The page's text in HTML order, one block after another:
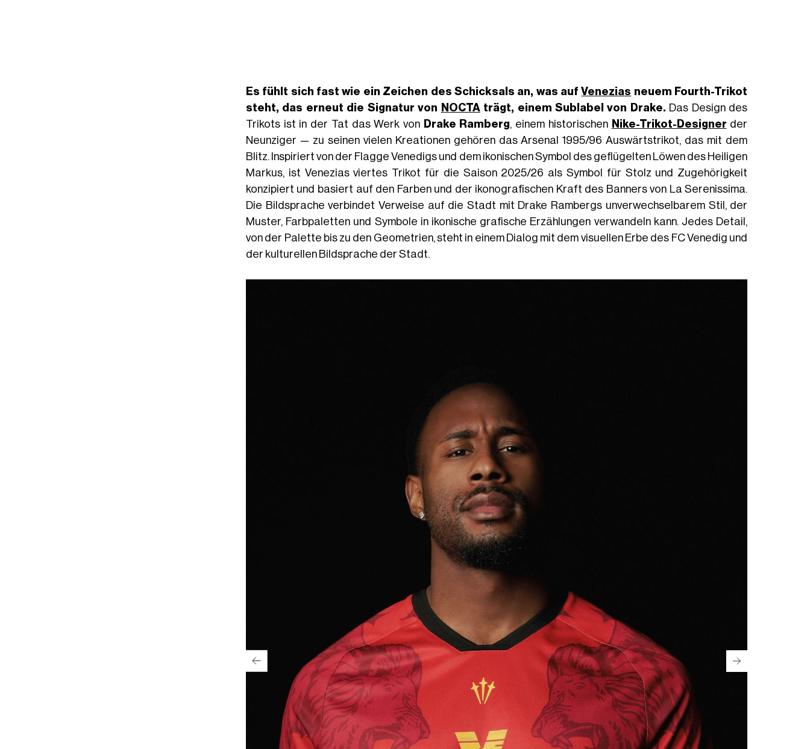
Es fühlt sich fast wie ein Zeichen des Schicksals an, was aufVenezias neuem Fourth-Trikot
steht, das erneut die Signatur von
NOCTAträgt, einem Sublabel von Drake. Das Design des
Trikots ist in der Tat das Werk von Drake Ramberg, einem historischen Nike-Trikot-Designer der
Neunziger — zu seinen vielen Kreationen gehören das Arsenal 1995/96 Auswärtstrikot, das mit dem
Blitz. Inspiriert von der Flagge Venedigs und dem ikonischen Symbol des geflügelten Löwen des Heiligen
Markus, ist Venezias viertes Trikot für die Saison 2025/26 als Symbol für Stolz und Zugehörigkeit
konzipiert und basiert auf den Farben und der ikonografischen Kraft des Banners von La Serenissima.
Die Bildsprache verbindet Verweise auf die Stadt mit Drake Rambergs unverwechselbarem Stil, der
Muster, Farbpaletten und Symbole in ikonische grafische Erzählungen verwandeln kann. Jedes Detail,
von der Palette bis zu den Geometrien, steht in einem Dialog mit dem visuellen Erbe des FC Venedig und
der kulturellen Bildsprache der Stadt.